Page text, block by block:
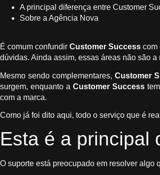
A principal diferença entre Customer
Sobre a Agência Nova
É comum confundir Customer Success com
dúvidas. Ainda assim, essas áreas não são a
Mesmo sendo complementares,Customer
surgem, enquanto a Customer Successtem
com a marca.
Como já foi dito aqui, todo o serviço que é
Esta é a principal
O suporte está preocupado em resolver algo